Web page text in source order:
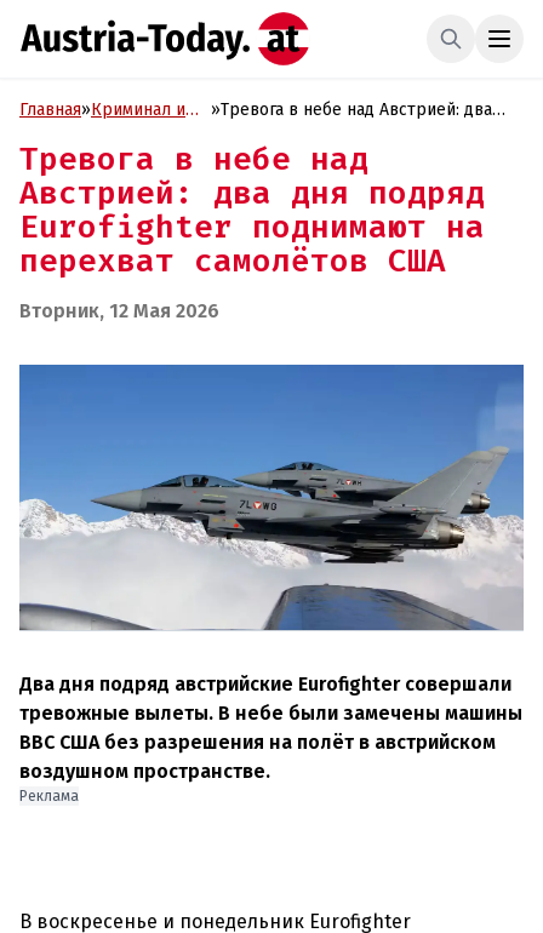
Главная»Криминал и
»Тревога в небе над Австрией: два
перехват самолётов США
Тревога в небе над
Австрией: два дня подряд
Eurofighter поднимают на
перехват самолётов США
Вторник, 12 Мая 2026
Два дня подряд австрийские Eurofighter совершали
тревожные вылеты. В небе были замечены машины
ВВС США без разрешения на полёт в австрийском
воздушном пространстве.
Реклама
В воскресенье и понедельник Eurofighter